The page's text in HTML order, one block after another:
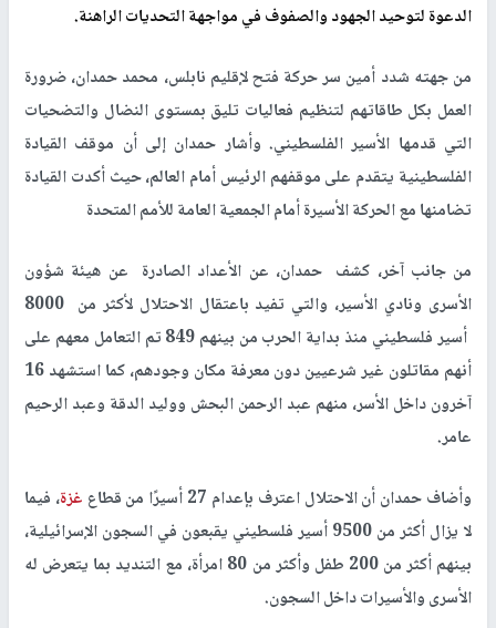
الدعوة لتوحيد الجهود والصفوف في مواجهة التحديات الراهنة.
من جهته شدد أمين سر حركة فتح لإقليم نابلس، محمد حمدان، ضرورة
العمل بكل طاقاتهم لتنظيم فعاليات تليق بمستوى النضال والتضحيات
التي قدمها الأسير الفلسطيني. وأشار حمدان إلى أن موقف القيادة
الفلسطينية يتقدم على موقفهم الرئيس أمام العالم، حيث أكدت القيادة
تضامنها مع الحركة الأسيرة أمام الجمعية العامة للأمم المتحدة
من جانب آخر، كشف حمدان، عن الأعداد الصادرة عن هيئة شؤون
الأسرى ونادي الأسير، والتي تفيد باعتقال الاحتلال لأكثر من 8000
أسير فلسطيني منذ بداية الحرب من بينهم 849 تم التعامل معهم على
أنهم مقاتلون غير شرعيين دون معرفة مكان وجودهم، كما استشهد 16
آخرون داخل الأسر، منهم عبد الرحمن البحش ووليد الدقة وعبد الرحيم
عامر.
وأضاف حمدان أن الاحتلال اعترف بإعدام 27 أسيرًا من قطاع غزة، فيما
لا يزال أكثر من 9500 أسير فلسطيني يقبعون في السجون الإسرائيلية،
بينهم أكثر من 200 طفل وأكثر من 80 امرأة، مع التنديد بما يتعرض له
الأسرى والأسيرات داخل السجون.